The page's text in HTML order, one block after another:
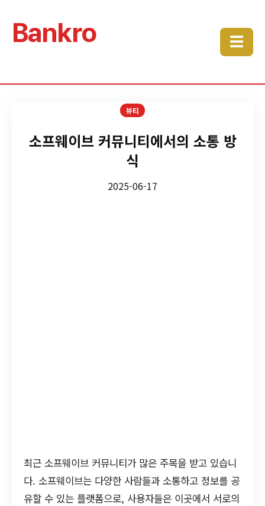
Bankro ☰
뷰티
소프웨이브 커뮤니티에서의 소통 방
식
2025-06-17
최근 소프웨이브 커뮤니티가 많은 주목을 받고 있습니
다. 소프웨이브는 다양한 사람들과 소통하고 정보를 공
유할 수 있는 플랫폼으로, 사용자들은 이곳에서 서로의